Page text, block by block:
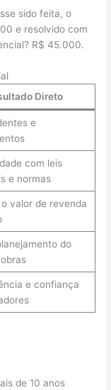
sido feita, o
e resolvido com
R$ 45.000.
Direto
e
com leis
e normas
valor de revenda
do
e confiança
de 10 anos